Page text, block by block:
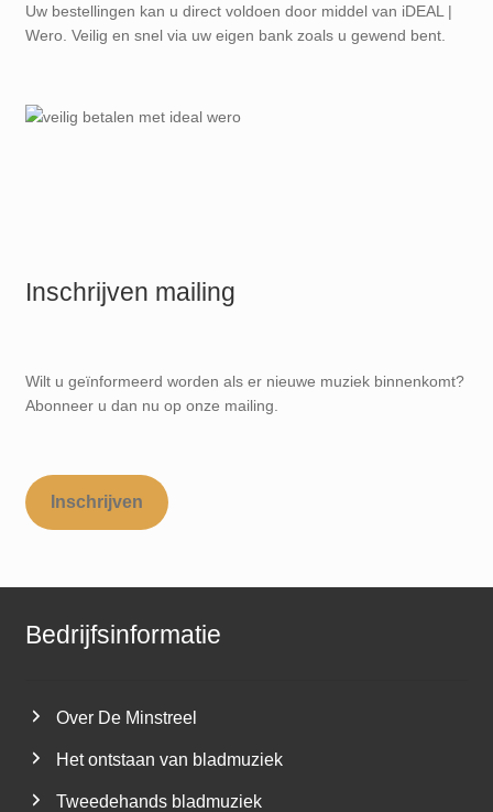
Uw bestellingen kan u direct voldoen door middel van iDEAL |
Wero. Veilig en snel via uw eigen bank zoals u gewend bent.
Inschrijven mailing
Wilt u geïnformeerd worden als er nieuwe muziek binnenkomt?
Abonneer u dan nu op onze mailing.
Inschrijven
Bedrijfsinformatie
Over De Minstreel
Het ontstaan van bladmuziek
Tweedehands bladmuziek